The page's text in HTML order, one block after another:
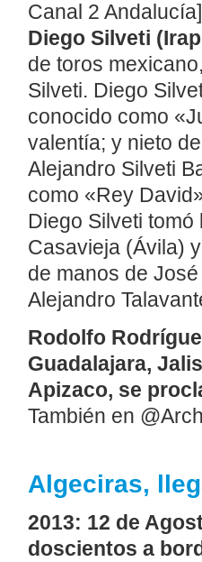
Canal 2 Andalucía]
Diego Silveti
de toros
Silveti. Diego
conocido como
valentía; y nieto
Alejandro Silveti
como «Rey
Diego Silveti
Casavieja (Ávila)
de manos de
Alejandro
Rodolfo
Guadalajara,
Apizaco, se
También en
Algeciras,
2013: 12 de
doscientos a